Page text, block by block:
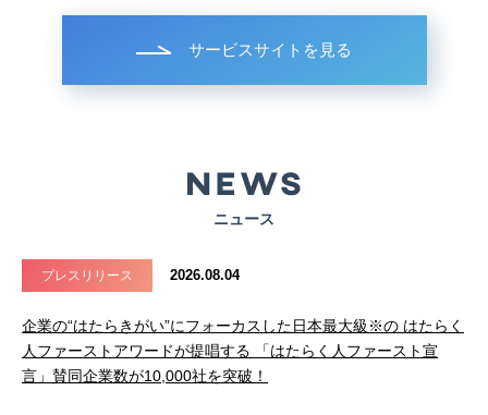
サービスサイトを見る
ニュース
プレスリリース 2026.08.04
企業の“はたらきがい”にフォーカスした日本最大級※の はたらく
人ファーストアワードが提唱する 「はたらく人ファースト宣
言」賛同企業数が10,000社を突破！